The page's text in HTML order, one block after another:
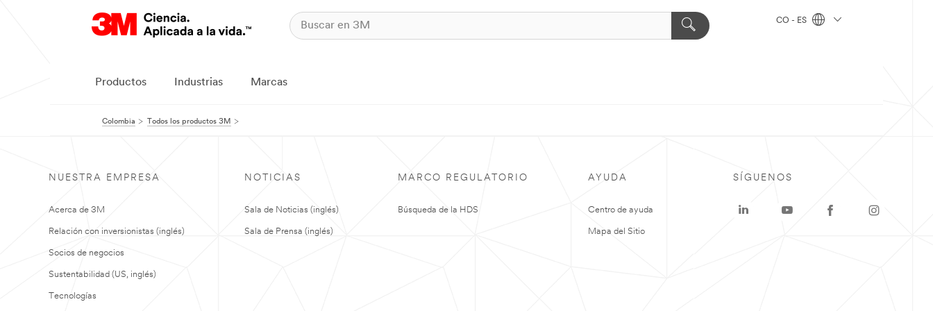
CO - ES
Productos Industrias Marcas
Colombia Todos los productos 3M
NUESTRA EMPRESA
Acerca de 3M
Relación con inversionistas (inglés)
Socios de negocios
Sustentabilidad (US, inglés)
Tecnologías
NOTICIAS
Sala de Noticias (inglés)
Sala de Prensa (inglés)
MARCO REGULATORIO
Búsqueda de la HDS
AYUDA
Centro de ayuda
Mapa del Sitio
SÍGUENOS